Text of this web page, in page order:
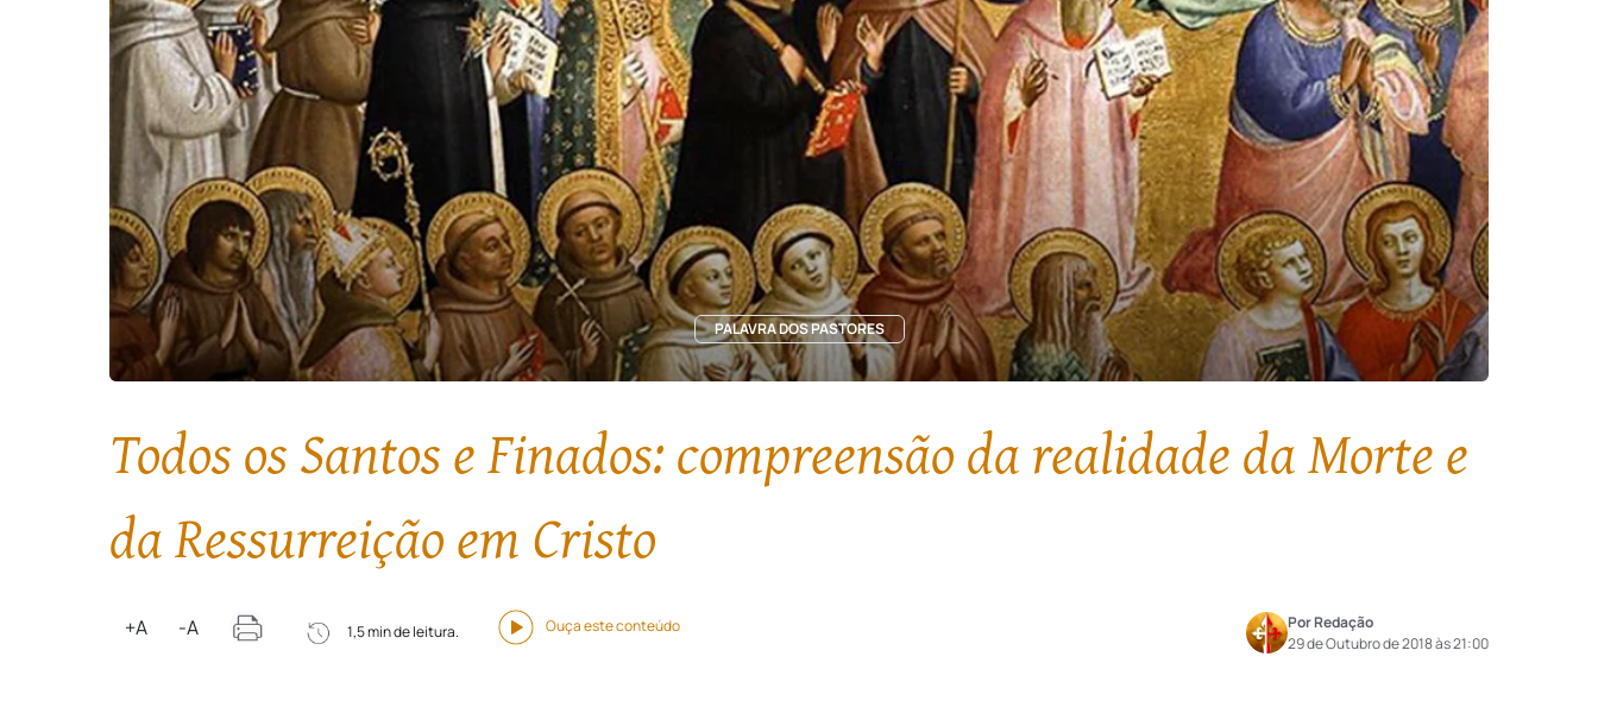
PALAVRA DOS PASTORES
Todos os Santos e Finados: compreensão da realidade da Morte e
da Ressurreição em Cristo
+A -A 1,5 min de leitura. Ouça este conteúdo
Por Redação
29 de Outubro de 2018 às 21:00